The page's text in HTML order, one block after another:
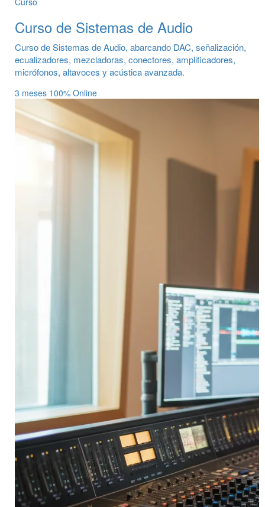
Curso de Sistemas de Audio
Curso de Sistemas de Audio, abarcando DAC, señalización,
ecualizadores, mezcladoras, conectores, amplificadores,
micrófonos, altavoces y acústica avanzada.
3 meses 100% Online